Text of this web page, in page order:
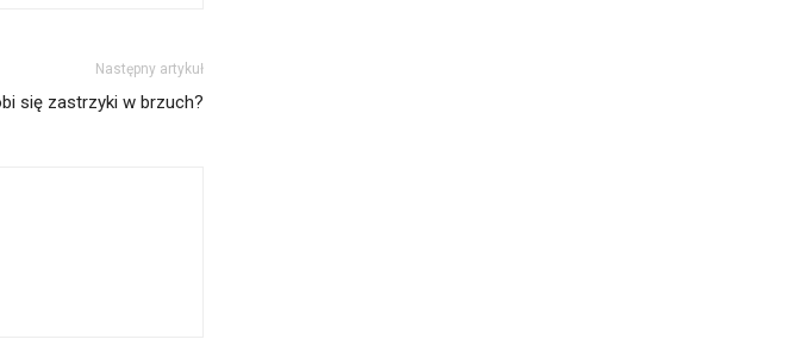
Następny artykuł
się zastrzyki w brzuch?